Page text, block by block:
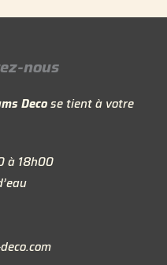
nous
Decose tient à votre
à 18h00